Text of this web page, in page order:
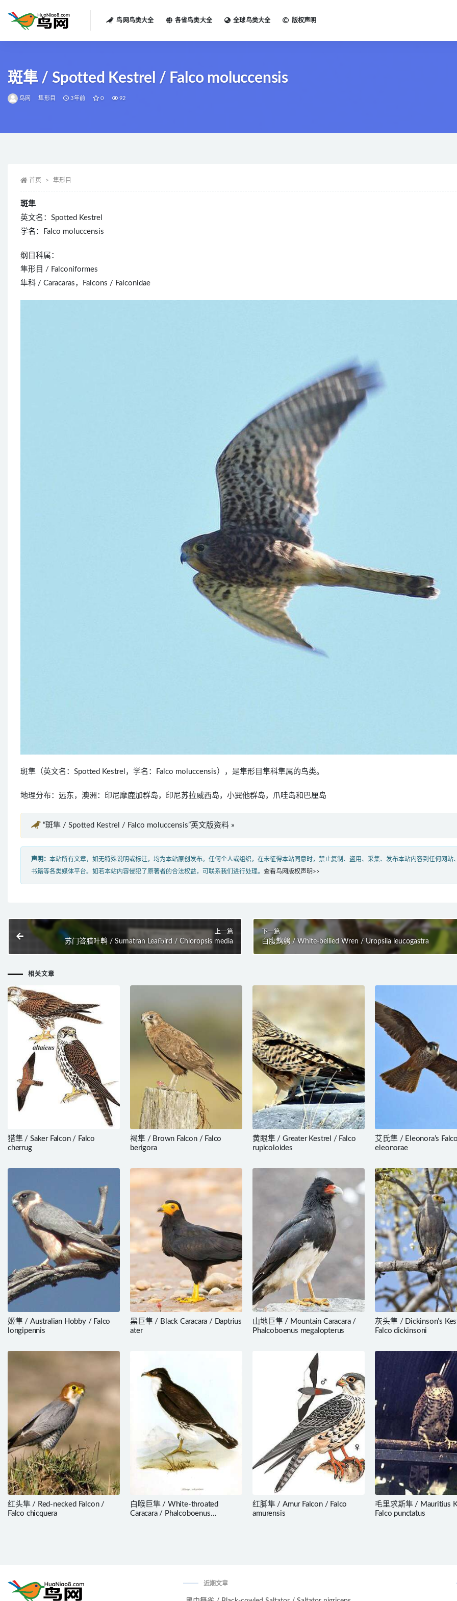
鸟网鸟类大全 各省鸟类大全 全球鸟类大全 版权声明
斑隼 / Spotted Kestrel / Falco moluccensis
鸟网 隼形目 3年前 0 92
首页 隼形目
斑隼
英文名：Spotted Kestrel
学名：Falco moluccensis
纲目科属：
隼形目 / Falconiformes
隼科 / Caracaras，Falcons / Falconidae
斑隼（英文名：Spotted Kestrel，学名：Falco moluccensis），是隼形目隼科隼属的鸟类。
地理分布：远东，澳洲：印尼摩鹿加群岛，印尼苏拉威西岛，小巽他群岛，爪哇岛和巴厘岛
“斑隼 / Spotted Kestrel / Falco moluccensis”英文版资料 »
声明： 本站所有文章，如无特殊说明或标注，均为本站原创发布。任何个人或组织，在未征得本站同意时，禁止复制、盗用、采集、发布本站内容到任何网站
书籍等各类媒体平台。如若本站内容侵犯了原著者的合法权益，可联系我们进行处理。 查看鸟网版权声明>>
上一篇
苏门答腊叶鹎 / Sumatran Leafbird / Chloropsis media
下一篇
白腹鹪鹩 / White-bellied Wren / Uropsila leucogastra
相关文章
猎隼 / Saker Falcon / Falco
cherrug
褐隼 / Brown Falcon / Falco
berigora
黄眼隼 / Greater Kestrel / Falco
rupicoloides
艾氏隼 / Eleonora’s
eleonorae
姬隼 / Australian Hobby / Falco
longipennis
黑巨隼 / Black Caracara / Daptrius
ater
山地巨隼 / Mountain Caracara /
Phalcoboenus megalopterus
灰头隼 / Dickinson’s
Falco dickinsoni
红头隼 / Red-necked Falcon /
Falco chicquera
白喉巨隼 / White-throated
Caracara / Phalcoboenus
红脚隼 / Amur Falcon / Falco
amurensis
毛里求斯隼 / Mauritius
Falco punctatus
近期文章